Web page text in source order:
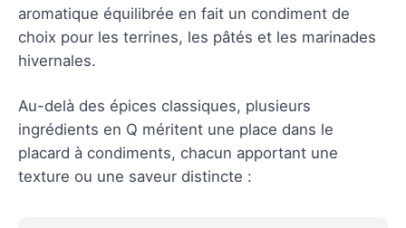
aromatique équilibrée en fait un condiment de
choix pour les terrines, les pâtés et les marinades
hivernales.
Au-delà des épices classiques, plusieurs
ingrédients en Q méritent une place dans le
placard à condiments, chacun apportant une
texture ou une saveur distincte :